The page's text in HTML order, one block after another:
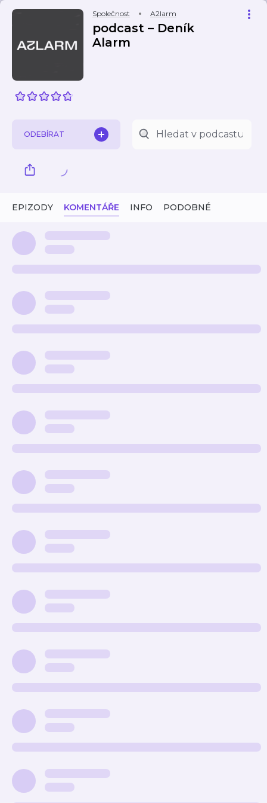
Společnost A2larm
podcast – Deník
Alarm
ODEBÍRAT
EPIZODY KOMENTÁŘE INFO PODOBNÉ